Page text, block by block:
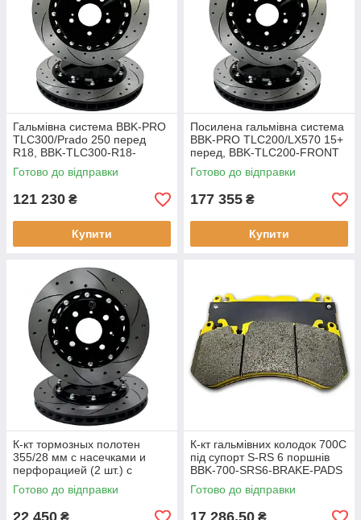
Гальмівна система BBK-PRO
TLC300/Prado 250 перед
R18, BBK-TLC300-R18-
FRONT
Готово до відправки
121 230 ₴
Купити
Посилена гальмівна система
BBK-PRO TLC200/LX570 15+
перед, BBK-TLC200-FRONT
Готово до відправки
177 355 ₴
Купити
К-кт тормозных полотен
355/28 мм с насечками и
перфорацией (2 шт.) с
монтажным комплектом
355/28-248-ROTOR-KIT
Готово до відправки
22 450 ₴
К-кт гальмівних колодок 700С
під супорт S-RS 6 поршнів
BBK-700-SRS6-BRAKE-PADS
Готово до відправки
17 286,50 ₴